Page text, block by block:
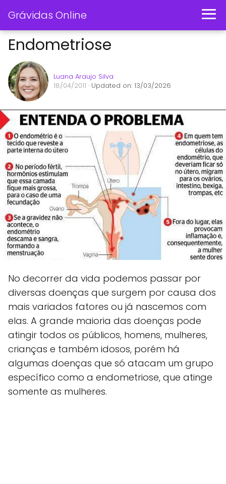
Grávidas Online
Endometriose
Luana Araujo Silva
18/04/2011 · Updated on: 13/03/2026
No decorrer da vida podemos passar por
diversas doenças que surgem por causa dos
mais variados fatores ou já nascemos com
elas. A grande maioria das doenças pode
atingir todos os públicos, homens, mulheres,
crianças e também idosos, porém há
algumas doenças que só atacam um grupo
específico como a endometriose, que atinge
somente as mulheres.